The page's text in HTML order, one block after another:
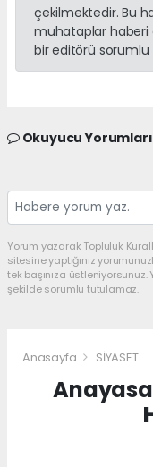
çekilmektedir. Bu
muhataplar haberi
bir editörü sorumlu
Okuyucu Yorumları
Yorum yazarak Topluluk
sitesine yaptığınız
tek başınıza
şekilde sorumlu tutulamaz.
Anasayfa SİYASET